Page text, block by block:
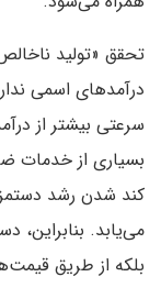
تحقق «تولید
درآمدهای اسمی
سرعتی بیشتر از
بسیاری از خدمات
کند شدن رشد
می‌یابد. بنابراین،
بلکه از طریق